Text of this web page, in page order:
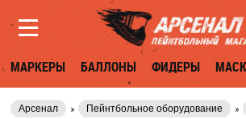
МАРКЕРЫ БАЛЛОНЫ ФИДЕРЫ
Арсенал Пейнтбольное оборудование